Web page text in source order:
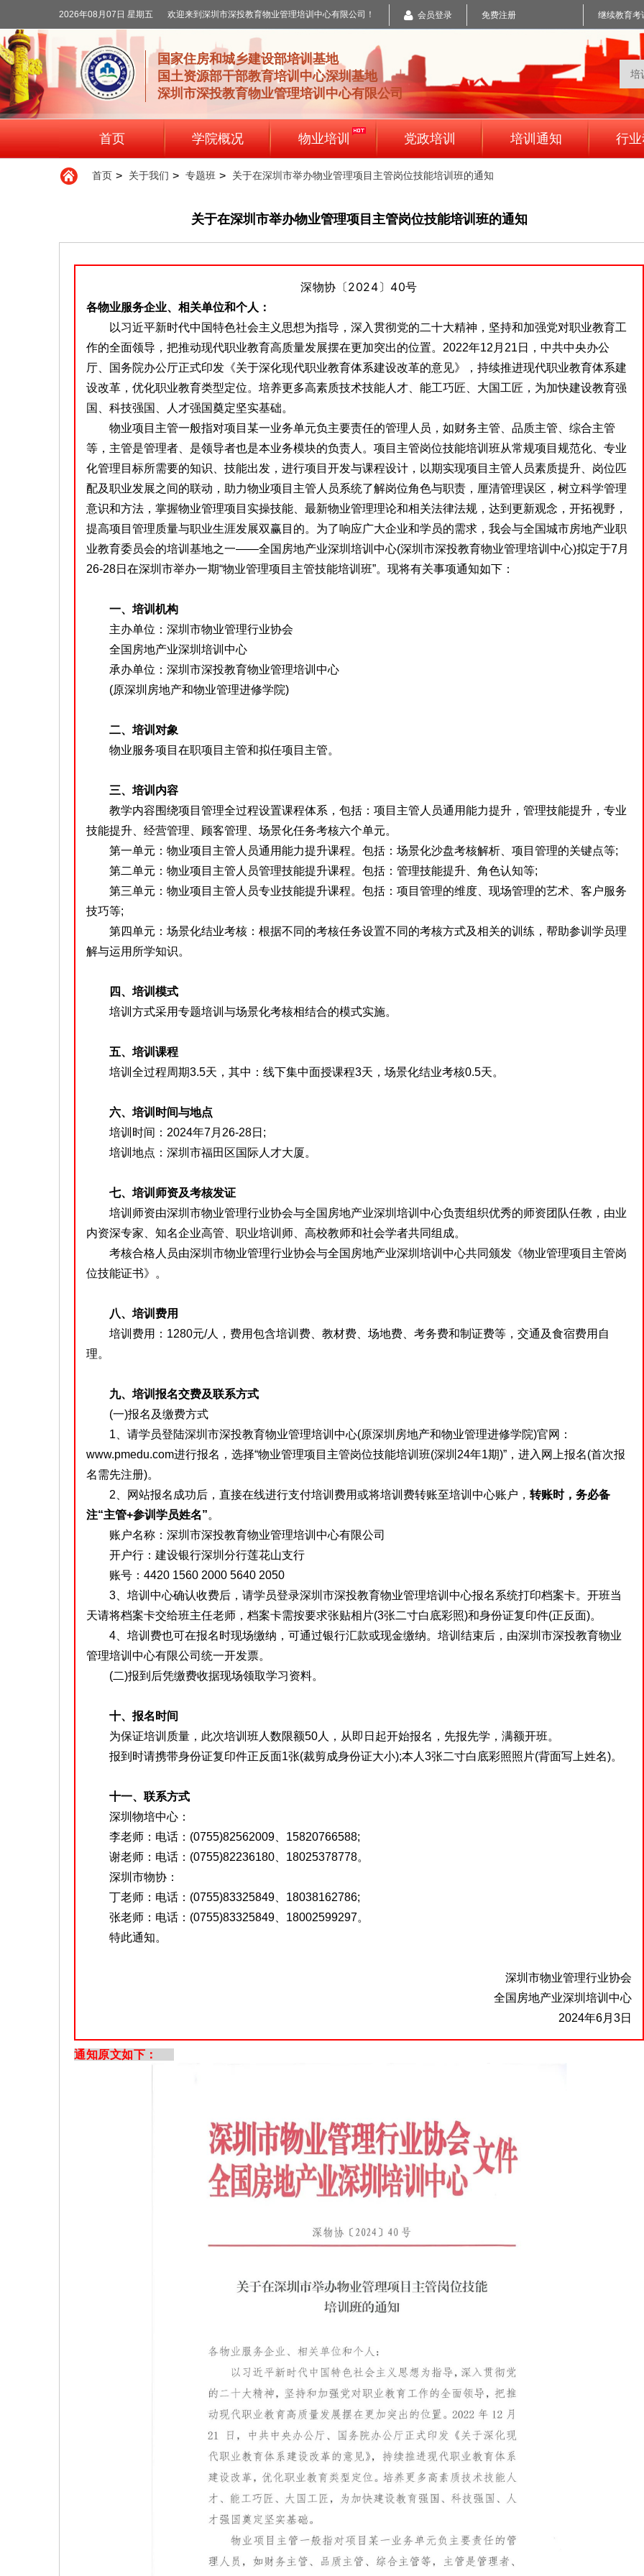
2026年08月07日 星期五 欢迎来到深圳市深投教育物业管理培训中心有限公司！ 会员登录 免费注册 继续教育考
国家住房和城乡建设部培训基地
国土资源部干部教育培训中心深圳基地
深圳市深投教育物业管理培训中心有限公司
首页 学院概况 物业培训 党政培训 培训通知 行
首页 > 关于我们 > 专题班 > 关于在深圳市举办物业管理项目主管岗位技能培训班的通知
关于在深圳市举办物业管理项目主管岗位技能培训班的通知
深物协〔2024〕40号
各物业服务企业、相关单位和个人：
以习近平新时代中国特色社会主义思想为指导，深入贯彻党的二十大精神，坚持和加强党对职业教育工
作的全面领导，把推动现代职业教育高质量发展摆在更加突出的位置。2022年12月21日，中共中央办公
厅、国务院办公厅正式印发《关于深化现代职业教育体系建设改革的意见》，持续推进现代职业教育体系建
设改革，优化职业教育类型定位。培养更多高素质技术技能人才、能工巧匠、大国工匠，为加快建设教育强
国、科技强国、人才强国奠定坚实基础。
物业项目主管一般指对项目某一业务单元负主要责任的管理人员，如财务主管、品质主管、综合主管
等，主管是管理者、是领导者也是本业务模块的负责人。项目主管岗位技能培训班从常规项目规范化、专业
化管理目标所需要的知识、技能出发，进行项目开发与课程设计，以期实现项目主管人员素质提升、岗位匹
配及职业发展之间的联动，助力物业项目主管人员系统了解岗位角色与职责，厘清管理误区，树立科学管理
意识和方法，掌握物业管理项目实操技能、最新物业管理理论和相关法律法规，达到更新观念，开拓视野，
提高项目管理质量与职业生涯发展双赢目的。为了响应广大企业和学员的需求，我会与全国城市房地产业职
业教育委员会的培训基地之一——全国房地产业深圳培训中心(深圳市深投教育物业管理培训中心)拟定于7月
26-28日在深圳市举办一期“物业管理项目主管技能培训班”。现将有关事项通知如下：
一、培训机构
主办单位：深圳市物业管理行业协会
全国房地产业深圳培训中心
承办单位：深圳市深投教育物业管理培训中心
(原深圳房地产和物业管理进修学院)
二、培训对象
物业服务项目在职项目主管和拟任项目主管。
三、培训内容
教学内容围绕项目管理全过程设置课程体系，包括：项目主管人员通用能力提升，管理技能提升，专业
技能提升、经营管理、顾客管理、场景化任务考核六个单元。
第一单元：物业项目主管人员通用能力提升课程。包括：场景化沙盘考核解析、项目管理的关键点等;
第二单元：物业项目主管人员管理技能提升课程。包括：管理技能提升、角色认知等;
第三单元：物业项目主管人员专业技能提升课程。包括：项目管理的维度、现场管理的艺术、客户服务
技巧等;
第四单元：场景化结业考核：根据不同的考核任务设置不同的考核方式及相关的训练，帮助参训学员理
解与运用所学知识。
四、培训模式
培训方式采用专题培训与场景化考核相结合的模式实施。
五、培训课程
培训全过程周期3.5天，其中：线下集中面授课程3天，场景化结业考核0.5天。
六、培训时间与地点
培训时间：2024年7月26-28日;
培训地点：深圳市福田区国际人才大厦。
七、培训师资及考核发证
培训师资由深圳市物业管理行业协会与全国房地产业深圳培训中心负责组织优秀的师资团队任教，由业
内资深专家、知名企业高管、职业培训师、高校教师和社会学者共同组成。
考核合格人员由深圳市物业管理行业协会与全国房地产业深圳培训中心共同颁发《物业管理项目主管岗
位技能证书》。
八、培训费用
培训费用：1280元/人，费用包含培训费、教材费、场地费、考务费和制证费等，交通及食宿费用自
理。
九、培训报名交费及联系方式
(一)报名及缴费方式
1、请学员登陆深圳市深投教育物业管理培训中心(原深圳房地产和物业管理进修学院)官网：
www.pmedu.com进行报名，选择“物业管理项目主管岗位技能培训班(深圳24年1期)”，进入网上报名(首次报
名需先注册)。
2、网站报名成功后，直接在线进行支付培训费用或将培训费转账至培训中心账户， 转账时，务必备
注“主管+参训学员姓名”。
账户名称：深圳市深投教育物业管理培训中心有限公司
开户行：建设银行深圳分行莲花山支行
账号：4420 1560 2000 5640 2050
3、培训中心确认收费后，请学员登录深圳市深投教育物业管理培训中心报名系统打印档案卡。开班当
天请将档案卡交给班主任老师，档案卡需按要求张贴相片(3张二寸白底彩照)和身份证复印件(正反面)。
4、培训费也可在报名时现场缴纳，可通过银行汇款或现金缴纳。培训结束后，由深圳市深投教育物业
管理培训中心有限公司统一开发票。
(二)报到后凭缴费收据现场领取学习资料。
十、报名时间
为保证培训质量，此次培训班人数限额50人，从即日起开始报名，先报先学，满额开班。
报到时请携带身份证复印件正反面1张(裁剪成身份证大小);本人3张二寸白底彩照照片(背面写上姓名)。
十一、联系方式
深圳物培中心：
李老师：电话：(0755)82562009、15820766588;
谢老师：电话：(0755)82236180、18025378778。
深圳市物协：
丁老师：电话：(0755)83325849、18038162786;
张老师：电话：(0755)83325849、18002599297。
特此通知。
深圳市物业管理行业协会
全国房地产业深圳培训中心
2024年6月3日
通知原文如下：